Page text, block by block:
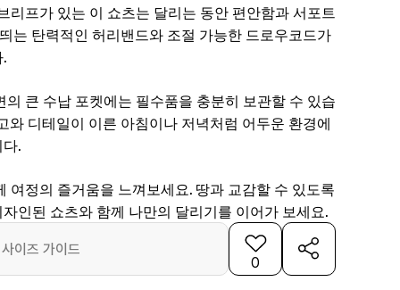
리프가 있는 이 쇼츠는 달리는 동안 편안함과 서포트
는 탄력적인 허리밴드와 조절 가능한 드로우코드가
큰 수납 포켓에는 필수품을 충분히 보관할 수 있습
와 디테일이 이른 아침이나 저녁처럼 어두운 환경에
.
여정의 즐거움을 느껴보세요. 땅과 교감할 수 있도록
인된 쇼츠와 함께 나만의 달리기를 이어가 보세요.
사이즈 가이드
0